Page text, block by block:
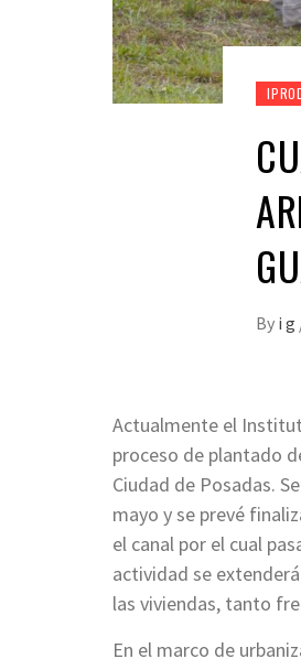
By i g
Actualmente el
proceso de plantado
Ciudad de Posadas.
mayo y se prevé
el canal por el cual
actividad se
las viviendas, tanto
En el marco de